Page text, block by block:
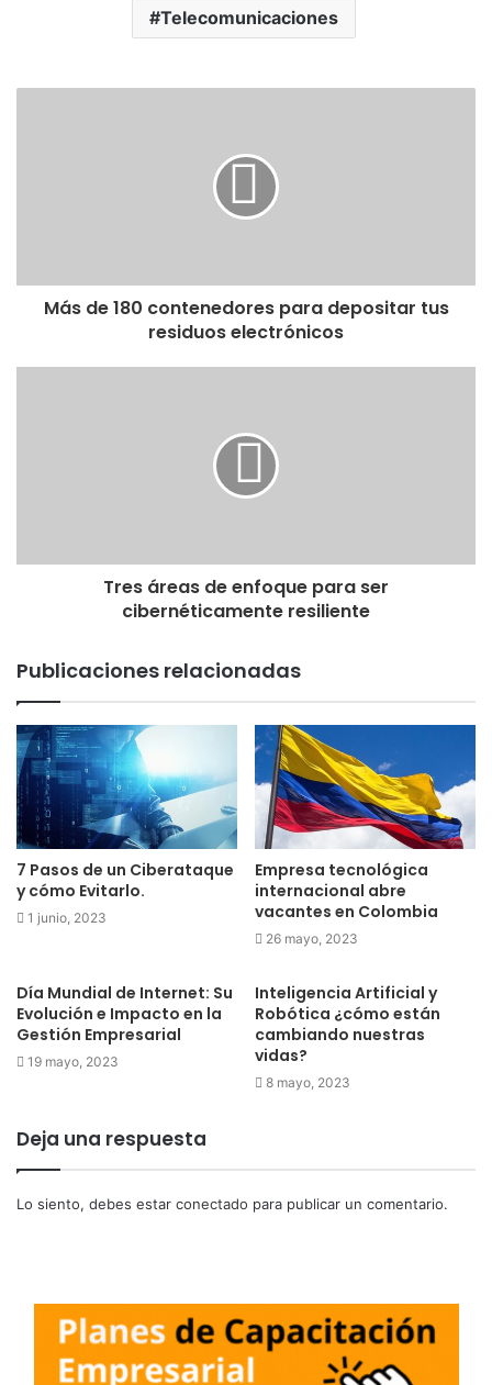
Telecomunicaciones
Más de 180 contenedores para depositar tus
residuos electrónicos
Tres áreas de enfoque para ser
cibernéticamente resiliente
Publicaciones relacionadas
7 Pasos de un Ciberataque
y cómo Evitarlo.
1 junio, 2023
Empresa tecnológica
internacional abre
vacantes en Colombia
26 mayo, 2023
Día Mundial de Internet: Su
Evolución e Impacto en la
Gestión Empresarial
19 mayo, 2023
Inteligencia Artificial y
Robótica ¿cómo están
cambiando nuestras
vidas?
8 mayo, 2023
Deja una respuesta
Lo siento, debes estar conectado para publicar un comentario.